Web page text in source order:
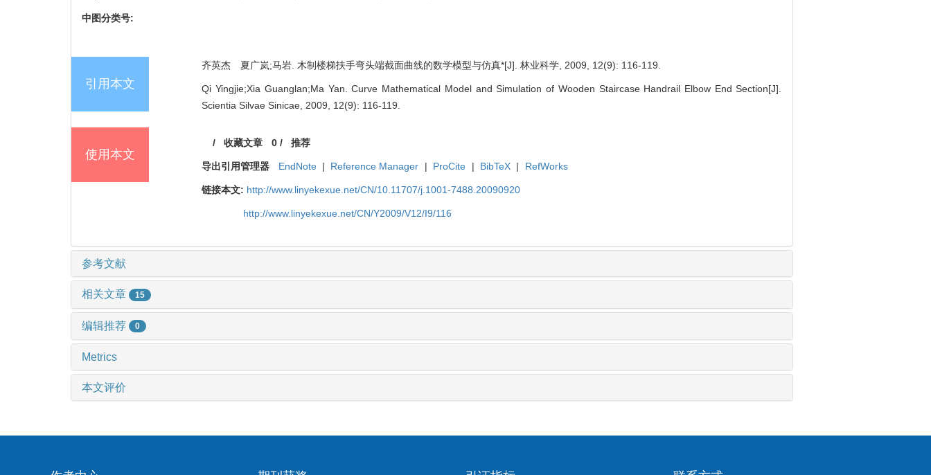
中图分类号:
引用本文
齐英杰 夏广岚;马岩. 木制楼梯扶手弯头端截面曲线的数学模型与仿真*[J]. 林业科学, 2009, 12(9): 116-119.
Qi Yingjie;Xia Guanglan;Ma Yan. Curve Mathematical Model and Simulation of Wooden Staircase Handrail Elbow End Section[J].
Scientia Silvae Sinicae, 2009, 12(9): 116-119.
使用本文
/收藏文章 0/ 推荐
导出引用管理器 EndNote | Reference Manager | ProCite | BibTeX | RefWorks
链接本文: http://www.linyekexue.net/CN/10.11707/j.1001-7488.20090920
http://www.linyekexue.net/CN/Y2009/V12/I9/116
参考文献
相关文章 15
编辑推荐 0
Metrics
本文评价